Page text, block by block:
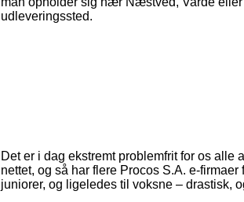
udleveringssted.
Det er i dag ekstremt problemfrit for os
nettet, og så har flere Procos S.A. e-
juniorer, og ligeledes til voksne – drastisk,